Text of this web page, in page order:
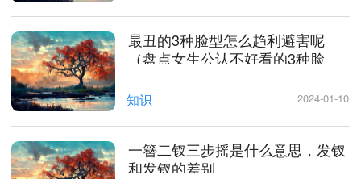
最丑的3种脸型怎么趋利避害呢
（盘点女生公认不好看的3种脸
知识 2024-01-10
一簪二钗三步摇是什么意思，发钗
和发钗的差别